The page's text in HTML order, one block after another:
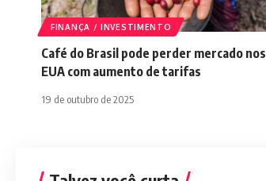
FINANÇA / INVESTIMENTO
Café do Brasil pode perder mercado nos
EUA com aumento de tarifas
19 de outubro de 2025